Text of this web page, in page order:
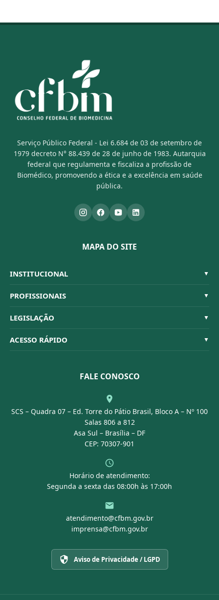
Serviço Público Federal - Lei 6.684 de 03 de setembro de
1979 decreto N° 88.439 de 28 de junho de 1983. Autarquia
federal que regulamenta e fiscaliza a profissão de
Biomédico, promovendo a ética e a excelência em saúde
pública.
MAPA DO SITE
INSTITUCIONAL ▼
Sistema CFBM
Quem Somos
Organograma
Conselheiros
PROFISSIONAIS ▼
Habilitações
Código de Ética
Dúvidas Frequentes
LEGISLAÇÃO ▼
Resoluções
ACESSO RÁPIDO ▼
Portal Transparência
FALE CONOSCO
SCS – Quadra 07 – Ed. Torre do Pátio Brasil, Bloco A – Nº 100
Salas 806 a 812
Asa Sul – Brasília – DF
CEP: 70307-901
Horário de atendimento:
Segunda a sexta das 08:00h às 17:00h
atendimento@cfbm.gov.br
imprensa@cfbm.gov.br
Aviso de Privacidade / LGPD